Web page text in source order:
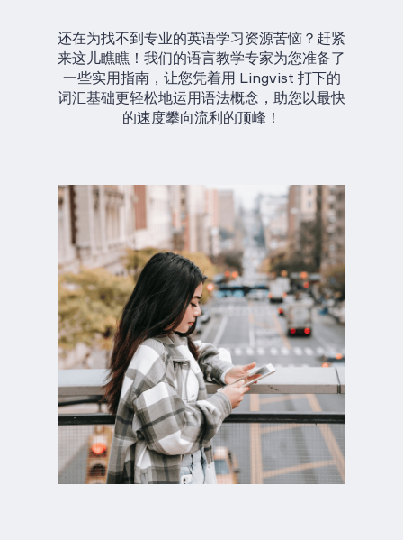
还在为找不到专业的英语学习资源苦恼？赶紧
来这儿瞧瞧！我们的语言教学专家为您准备了
一些实用指南，让您凭着用 Lingvist 打下的
词汇基础更轻松地运用语法概念，助您以最快
的速度攀向流利的顶峰！